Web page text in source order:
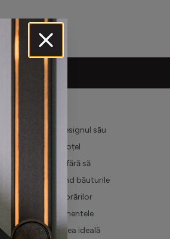
în fiecare zi. Designul său
Realizată din oțel
carbogazoase, fără să
păstrând băuturile
și deteriorărilor
contactul cu alimentele
este alegerea ideală